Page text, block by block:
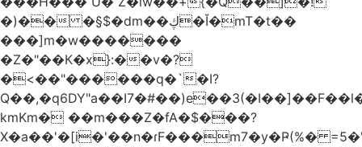
�)�� �§$�dm��ڮ�Ĭ�mT�t��
���]m�w�������
�Z�"��К�x}:��v�?
�<��"������q�`�I?
kmKm� ��m���Z�fA�$���?
X�a��'�[i�'��n�ɾF���m7�y�Ҏ(%�